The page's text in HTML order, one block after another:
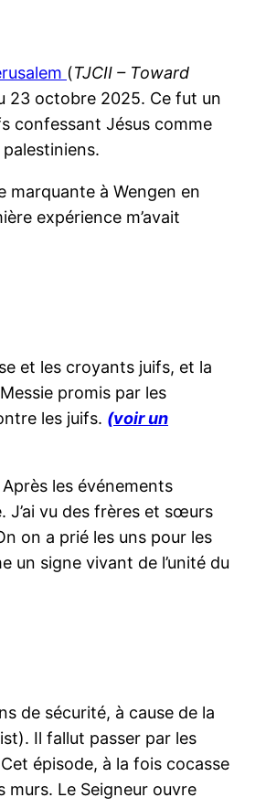
(TJCII – Toward
23 octobre 2025. Ce fut un
confessant Jésus comme
marquante à Wengen en
expérience m’avait
et les croyants juifs, et la
promis par les
les juifs. (voir un
les événements
J’ai vu des frères et sœurs
on a prié les uns pour les
un signe vivant de l’unité du
de sécurité, à cause de la
Il fallut passer par les
épisode, à la fois cocasse
murs. Le Seigneur ouvre